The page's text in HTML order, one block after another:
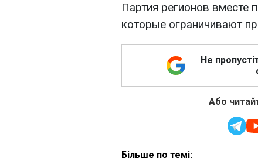
Партия регионов вместе
которые ограничивают
Не
Або
Більше по темі: